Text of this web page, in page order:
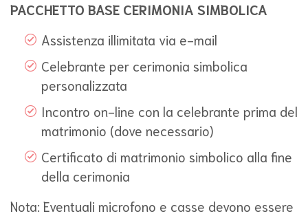
PACCHETTO BASE CERIMONIA SIMBOLICA
Assistenza illimitata via e-mail
Celebrante per cerimonia simbolica
personalizzata
Incontro on-line con la celebrante prima del
matrimonio (dove necessario)
Certificato di matrimonio simbolico alla fine
della cerimonia
Nota: Eventuali microfono e casse devono essere